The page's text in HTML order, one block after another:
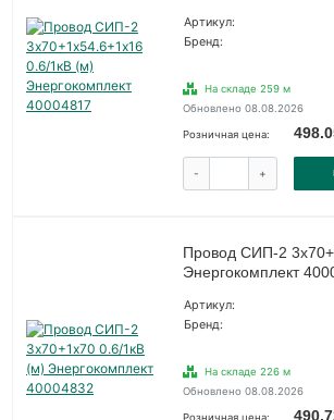
Артикул:
Бренд:
На складе 259 м
Обновлено 08.08.2026
Розничная цена:
- +
Провод СИП-2
Энергокомплект
Артикул:
Бренд:
На складе 226 м
Обновлено 08.08.2026
Розничная цена: